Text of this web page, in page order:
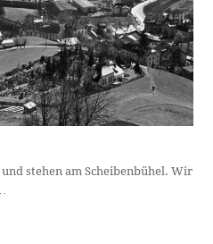
stehen am Scheibenbühel. Wir